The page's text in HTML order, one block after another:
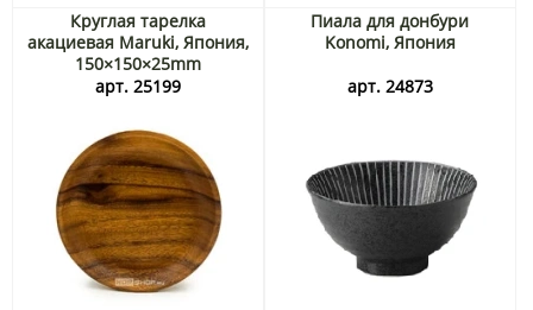
Круглая тарелка
акациевая Maruki, Япония,
150×150×25mm
арт. 25199
Пиала для донбури
Konomi, Япония
арт. 24873